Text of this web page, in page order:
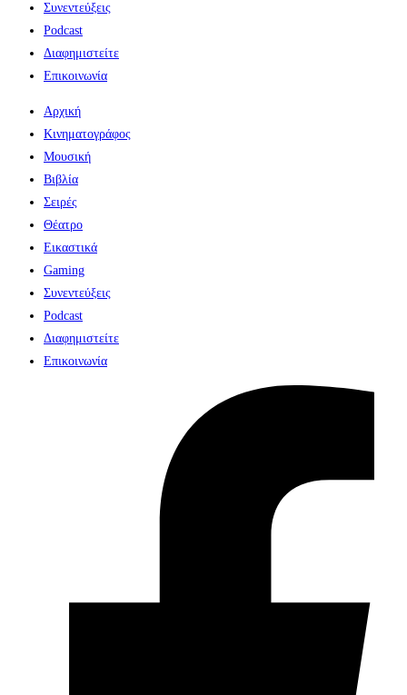
Συνεντεύξεις
Podcast
Διαφημιστείτε
Επικοινωνία
Αρχική
Κινηματογράφος
Μουσική
Βιβλία
Σειρές
Θέατρο
Εικαστικά
Gaming
Συνεντεύξεις
Podcast
Διαφημιστείτε
Επικοινωνία